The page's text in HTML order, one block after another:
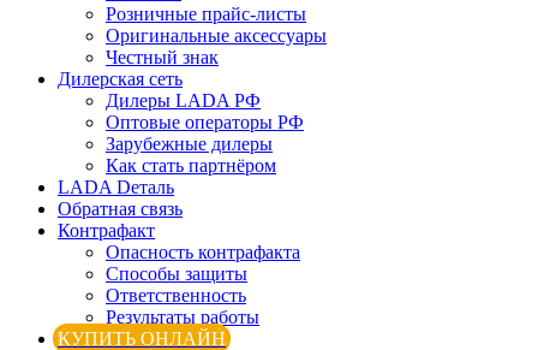
Розничные прайс-листы
Оригинальные аксессуары
Честный знак
Дилерская сеть
Дилеры LADA РФ
Оптовые операторы РФ
Зарубежные дилеры
Как стать партнёром
LADA Dеталь
Обратная связь
Контрафакт
Опасность контрафакта
Способы защиты
Ответственность
Результаты работы
КУПИТЬ ОНЛАЙН